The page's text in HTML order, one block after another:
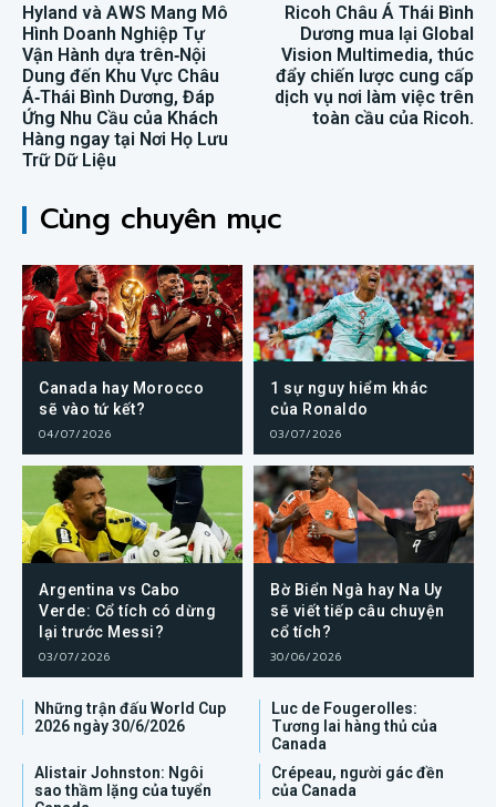
Hyland và AWS Mang Mô
Hình Doanh Nghiệp Tự
Vận Hành dựa trên‑Nội
Dung đến Khu Vực Châu
Á‑Thái Bình Dương, Đáp
Ứng Nhu Cầu của Khách
Hàng ngay tại Nơi Họ Lưu
Trữ Dữ Liệu
Ricoh Châu Á Thái Bình
Dương mua lại Global
Vision Multimedia, thúc
đẩy chiến lược cung cấp
dịch vụ nơi làm việc trên
toàn cầu của Ricoh.
Cùng chuyên mục
Canada hay Morocco
sẽ vào tứ kết?
04/07/2026
1 sự nguy hiểm khác
của Ronaldo
03/07/2026
Argentina vs Cabo
Verde: Cổ tích có dừng
lại trước Messi?
03/07/2026
Bờ Biển Ngà hay Na Uy
sẽ viết tiếp câu chuyện
cổ tích?
30/06/2026
Những trận đấu World Cup
2026 ngày 30/6/2026
Luc de Fougerolles:
Tương lai hàng thủ của
Canada
Alistair Johnston: Ngôi
sao thầm lặng của tuyển
Crépeau, người gác đền
của Canada